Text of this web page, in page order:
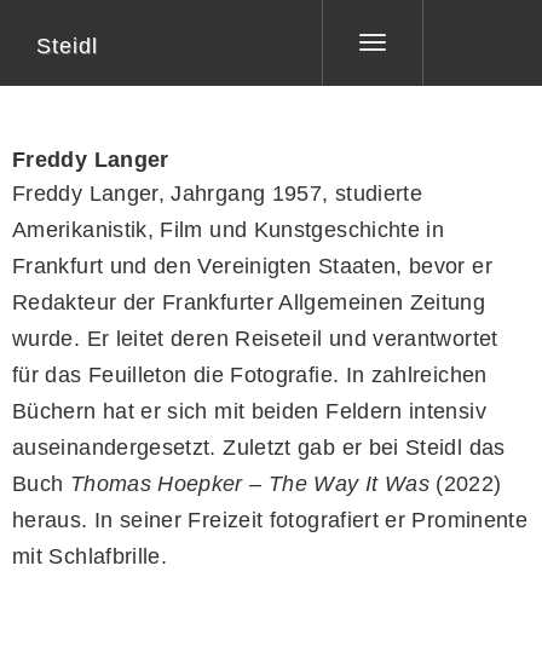
Toggle
Steidl
Freddy Langer
Freddy Langer, Jahrgang 1957, studierte
Amerikanistik, Film und Kunstgeschichte in
Frankfurt und den Vereinigten Staaten, bevor er
Redakteur der Frankfurter Allgemeinen Zeitung
wurde. Er leitet deren Reiseteil und verantwortet
für das Feuilleton die Fotografie. In zahlreichen
Büchern hat er sich mit beiden Feldern intensiv
auseinandergesetzt. Zuletzt gab er bei Steidl das
Buch Thomas Hoepker – The Way It Was(2022)
heraus. In seiner Freizeit fotografiert er Prominente
mit Schlafbrille.